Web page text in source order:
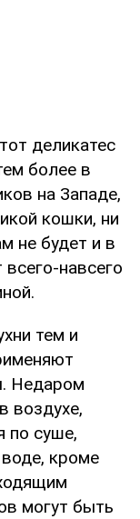
деликатес
более в
на Западе,
кошки, ни
не будет и в
навсего
тем и
Недаром
воздухе,
по суше,
кроме
могут быть